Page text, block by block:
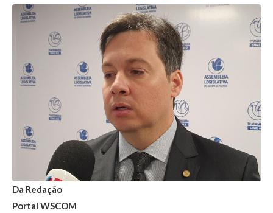
Da Redação
Portal WSCOM